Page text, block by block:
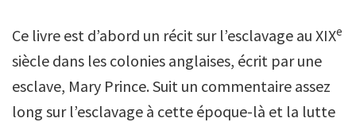
Ce livre est d’abord un récit sur l’esclavage au XIXe
siècle dans les colonies anglaises, écrit par une
esclave, Mary Prince. Suit un commentaire assez
long sur l’esclavage à cette époque-là et la lutte